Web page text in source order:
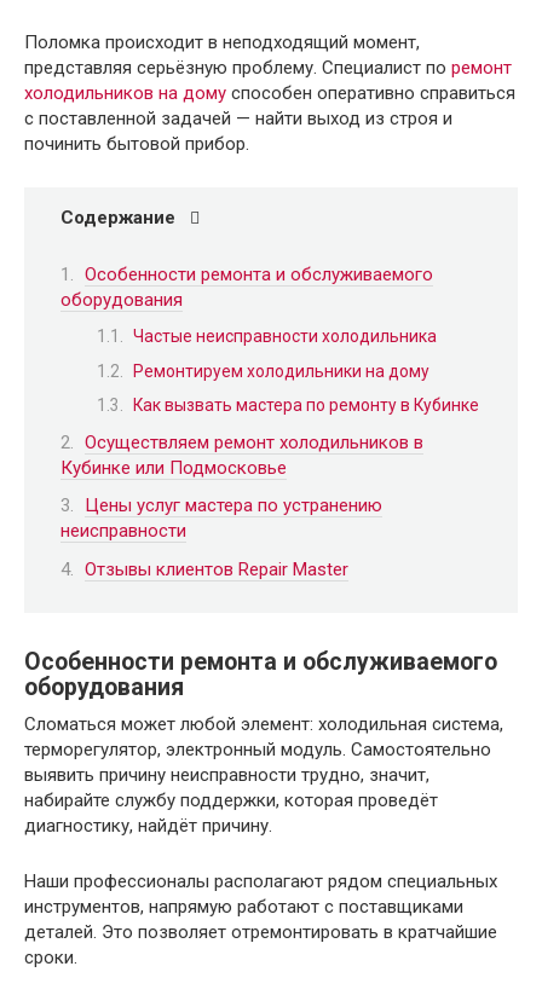
Поломка происходит в неподходящий момент,
представляя серьёзную проблему. Специалист по ремонт
холодильников на дому способен оперативно справиться
с поставленной задачей — найти выход из строя и
починить бытовой прибор.
Содержание
Особенности ремонта и обслуживаемого
оборудования
Частые неисправности холодильника
Ремонтируем холодильники на дому
Как вызвать мастера по ремонту в Кубинке
Осуществляем ремонт холодильников в
Кубинке или Подмосковье
Цены услуг мастера по устранению
неисправности
Отзывы клиентов Repair Master
Особенности ремонта и обслуживаемого
оборудования
Сломаться может любой элемент: холодильная система,
терморегулятор, электронный модуль. Самостоятельно
выявить причину неисправности трудно, значит,
набирайте службу поддержки, которая проведёт
диагностику, найдёт причину.
Наши профессионалы располагают рядом специальных
инструментов, напрямую работают с поставщиками
деталей. Это позволяет отремонтировать в кратчайшие
сроки.